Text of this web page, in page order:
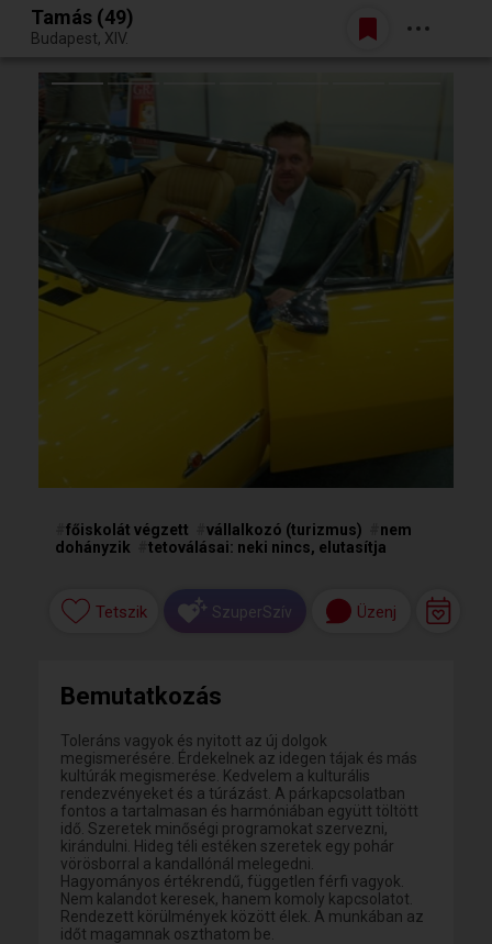
Egy jó randiból bármi lehet.
Belépés
Tamás (49)
Budapest, XIV.
főiskolát végzett vállalkozó (turizmus)
nem
dohányzik
tetoválásai: neki nincs, elutasítja
Tetszik SzuperSzív Üzenj
Bemutatkozás
Toleráns vagyok és nyitott az új dolgok
megismerésére. Érdekelnek az idegen tájak és más
kultúrák megismerése. Kedvelem a kulturális
rendezvényeket és a túrázást. A párkapcsolatban
fontos a tartalmasan és harmóniában együtt töltött
idő. Szeretek minőségi programokat szervezni,
kirándulni. Hideg téli estéken szeretek egy pohár
vörösborral a kandallónál melegedni.
Hagyományos értékrendű, független férfi vagyok.
Nem kalandot keresek, hanem komoly kapcsolatot.
Rendezett körülmények között élek. A munkában az
időt magamnak oszthatom be.